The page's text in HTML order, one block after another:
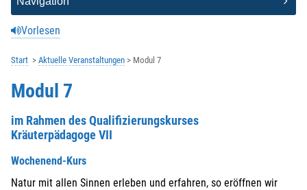
Vorlesen
Start Aktuelle Veranstaltungen Modul 7
Modul 7
im Rahmen des Qualifizierungskurses
Kräuterpädagoge VII
Wochenend-Kurs
Natur mit allen Sinnen erleben und erfahren, so eröffnen wir